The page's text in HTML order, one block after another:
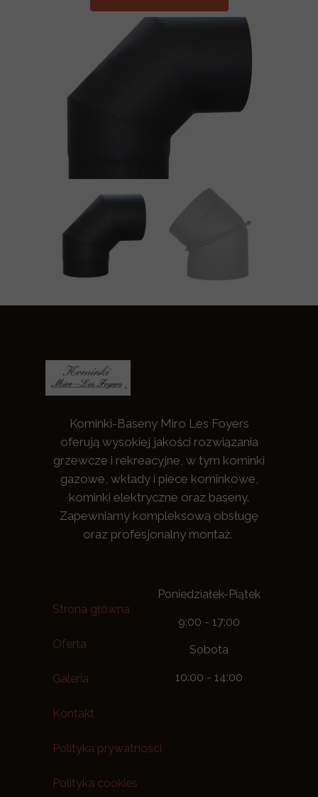
Kominki-Baseny Miro Les Foyers
oferują wysokiej jakości rozwiązania
grzewcze i rekreacyjne, w tym kominki
gazowe, wkłady i piece kominkowe,
kominki elektryczne oraz baseny.
Zapewniamy kompleksową obsługę
oraz profesjonalny montaż.
Strona główna
Oferta
Galeria
Kontakt
Polityka prywatności
Polityka cookies
Poniedziałek-Piątek
9:00 - 17:00
Sobota
10:00 - 14:00